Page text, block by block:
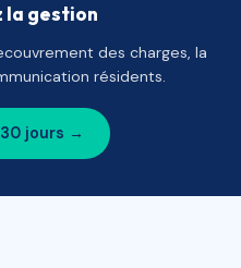
la gestion
des charges, la
résidents.
jours →